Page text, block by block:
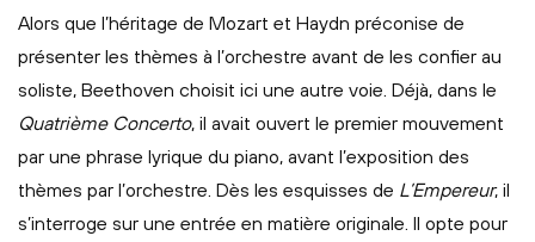
Alors que l’héritage de Mozart et Haydn préconise de
présenter les thèmes à l’orchestre avant de les confier au
soliste, Beethoven choisit ici une autre voie. Déjà, dans le
Quatrième Concerto, il avait ouvert le premier mouvement
par une phrase lyrique du piano, avant l’exposition des
thèmes par l’orchestre. Dès les esquisses de L’Empereur, il
s’interroge sur une entrée en matière originale. Il opte pour